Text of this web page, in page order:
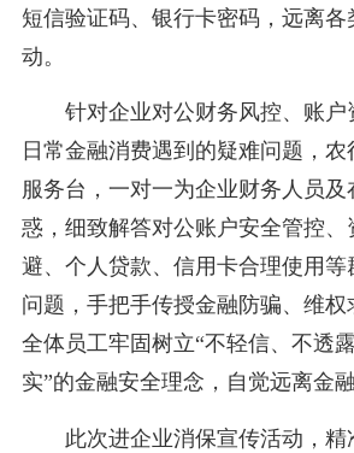
短信验证码、银行卡密码，远离各
动。
针对企业对公财务风控、账户
日常金融消费遇到的疑难问题，
服务台，一对一为企业财务人员
惑，细致解答对公账户安全管控
避、个人贷款、信用卡合理使用等
问题，手把手传授金融防骗、维权
全体员工牢固树立“不轻信、不透
实”的金融安全理念，自觉远离金融
此次进企业消保宣传活动，精